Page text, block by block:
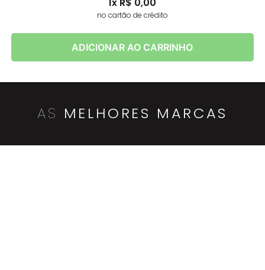
no cartão de crédito
ADICIONAR AO CARRINHO
AS MELHORES MARCAS